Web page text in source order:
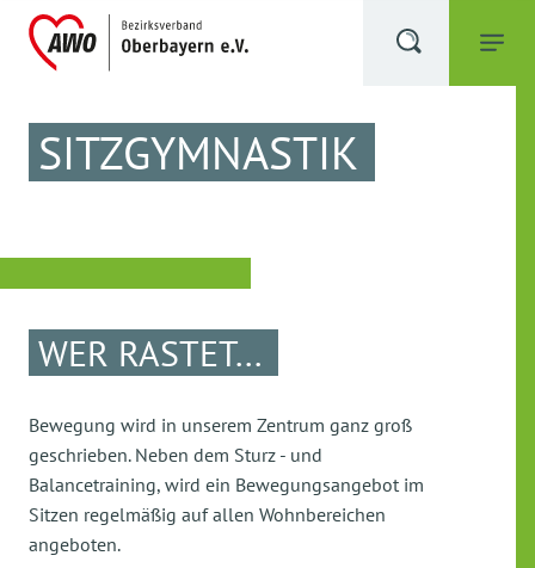
SITZGYMNASTIK
WER RASTET...
Bewegung wird in unserem Zentrum ganz groß
geschrieben. Neben dem Sturz - und
Balancetraining, wird ein Bewegungsangebot im
Sitzen regelmäßig auf allen Wohnbereichen
angeboten.